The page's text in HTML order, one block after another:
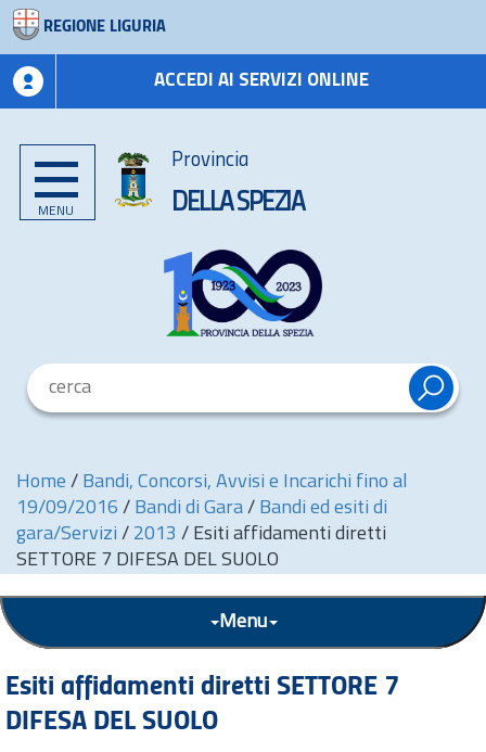
REGIONE LIGURIA
ACCEDI AI SERVIZI ONLINE
MENU
Provincia
DELLA SPEZIA
Home / Bandi, Concorsi, Avvisi e Incarichi fino al
19/09/2016 / Bandi di Gara / Bandi ed esiti di
gara/Servizi / 2013 / Esiti affidamenti diretti
SETTORE 7 DIFESA DEL SUOLO
Menu
Esiti affidamenti diretti SETTORE 7
DIFESA DEL SUOLO